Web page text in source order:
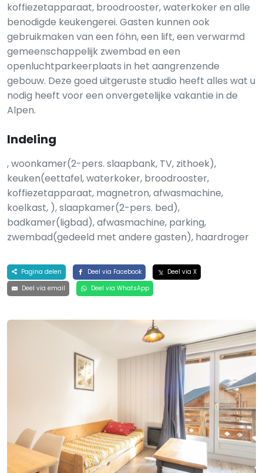
koffiezetapparaat, broodrooster, waterkoker en alle
benodigde keukengerei. Gasten kunnen ook
gebruikmaken van een föhn, een lift, een verwarmd
gemeenschappelijk zwembad en een
openluchtparkeerplaats in het aangrenzende
gebouw. ​​Deze goed uitgeruste studio heeft alles wat u
nodig heeft voor een onvergetelijke vakantie in de
Alpen.
Indeling
, woonkamer(2-pers. slaapbank, TV, zithoek),
keuken(eettafel, waterkoker, broodrooster,
koffiezetapparaat, magnetron, afwasmachine,
koelkast, ), slaapkamer(2-pers. bed),
badkamer(ligbad), afwasmachine, parking,
zwembad(gedeeld met andere gasten), haardroger
Pagina delen Deel via Facebook
Deel via X
Deel via email
Deel via WhatsApp